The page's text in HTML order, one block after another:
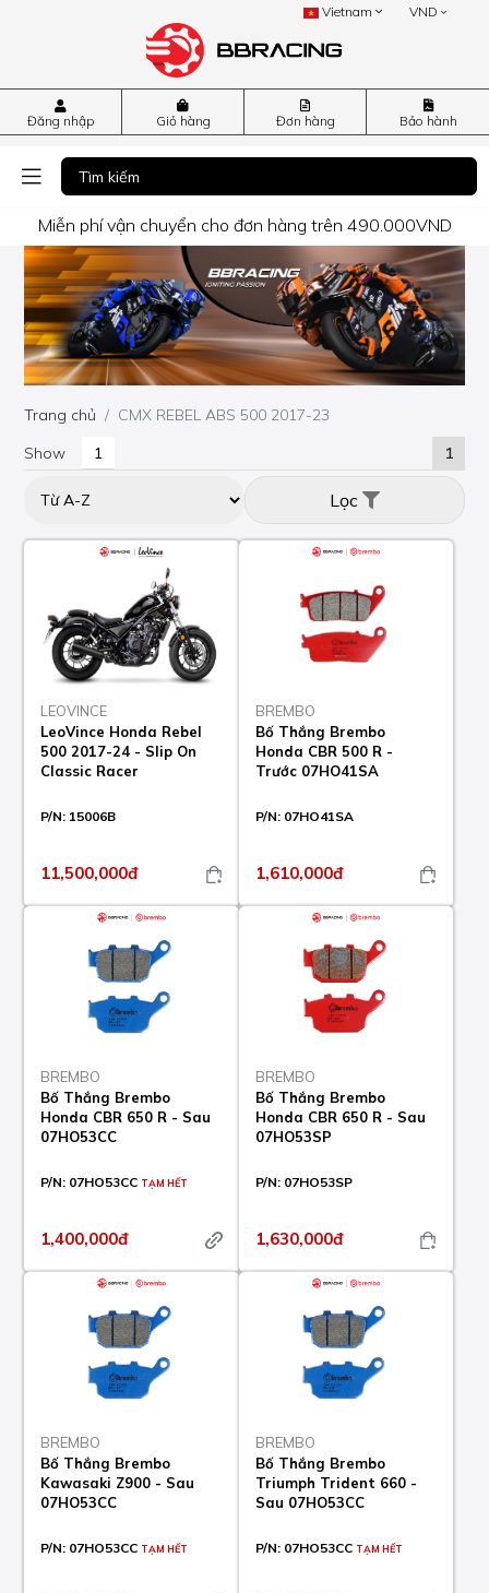
Vietnam VND
Đăng nhập Giỏ hàng Đơn hàng Bảo hành
Miễn phí vận chuyển cho đơn hàng trên 490.000VND
Trang chủ
CMX REBEL ABS 500 2017-23
Show
1
Lọc
LEOVINCE
LeoVince Honda Rebel
500 2017-24 - Slip On
Classic Racer
P/N: 15006B
11,500,000đ
BREMBO
Bố Thắng Brembo
Honda CBR 500 R -
Trước 07HO41SA
P/N: 07HO41SA
1,610,000đ
BREMBO
Bố Thắng Brembo
Honda CBR 650 R - Sau
07HO53CC
P/N: 07HO53CC TẠM HẾT
1,400,000đ
BREMBO
Bố Thắng Brembo
Honda CBR 650 R - Sau
07HO53SP
P/N: 07HO53SP
1,630,000đ
BREMBO
Bố Thắng Brembo
Kawasaki Z900 - Sau
07HO53CC
P/N: 07HO53CC TẠM HẾT
BREMBO
Bố Thắng Brembo
Triumph Trident 660 -
Sau 07HO53CC
P/N: 07HO53CC TẠM HẾT